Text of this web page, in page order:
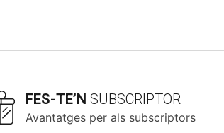
FES-TE’N SUBSCRIPTOR
Avantatges per als subscriptors